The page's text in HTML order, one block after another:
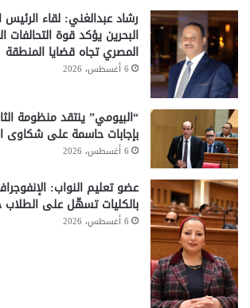
رشاد عبدالغني: لقاء
البحرين يؤكد قوة التحالفات
المصري تجاه قضايا المنطقة
6 أغسطس، 2026
“البيومي” ينتقد منظومة
بإجابات حاسمة على شكاوى
6 أغسطس، 2026
عضو تعليم النواب:
بالكليات تسهّل على الطلاب
6 أغسطس، 2026